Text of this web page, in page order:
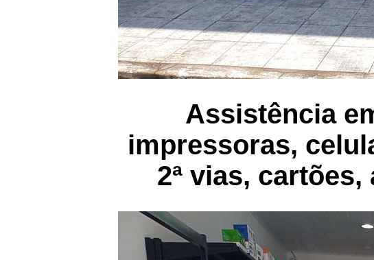
Assistência
impressoras,
2ª vias,